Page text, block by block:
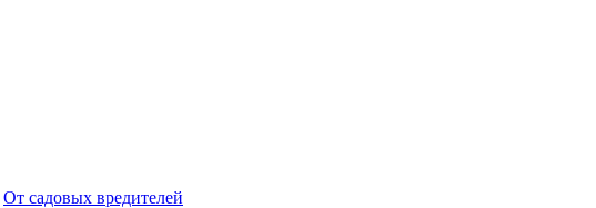
От садовых вредителей